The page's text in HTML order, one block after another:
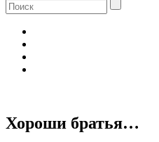
Хороши братья…